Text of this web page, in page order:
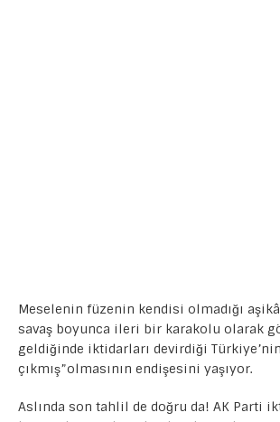
Meselenin füzenin kendisi olmadığı
savaş boyunca ileri bir karakolu olarak
geldiğinde iktidarları devirdiği
çıkmış”olmasının endişesini yaşıyor.
Aslında son tahlil de doğru da! AK Parti